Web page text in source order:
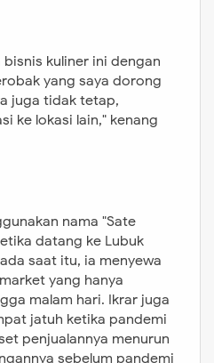
kuliner ini dengan
yang saya dorong
juga tidak tetap,
ke lokasi lain," kenang
nama "Sate
datang ke Lubuk
saat itu, ia menyewa
yang hanya
malam hari. Ikrar juga
jatuh ketika pandemi
penjualannya menurun
sebelum pandemi